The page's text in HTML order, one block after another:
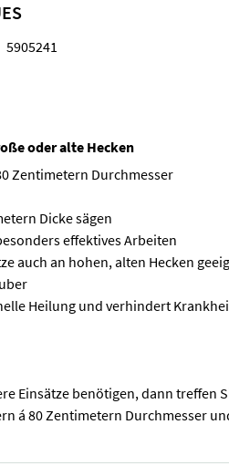
5905241
oder alte Hecken
Zentimetern Durchmesser
Dicke sägen
effektives Arbeiten
auch an hohen, alten Hecken
Heilung und verhindert
Einsätze benötigen, dann treffen
á 80 Zentimetern Durchmesser
Zentimetern Durchmesser > zum